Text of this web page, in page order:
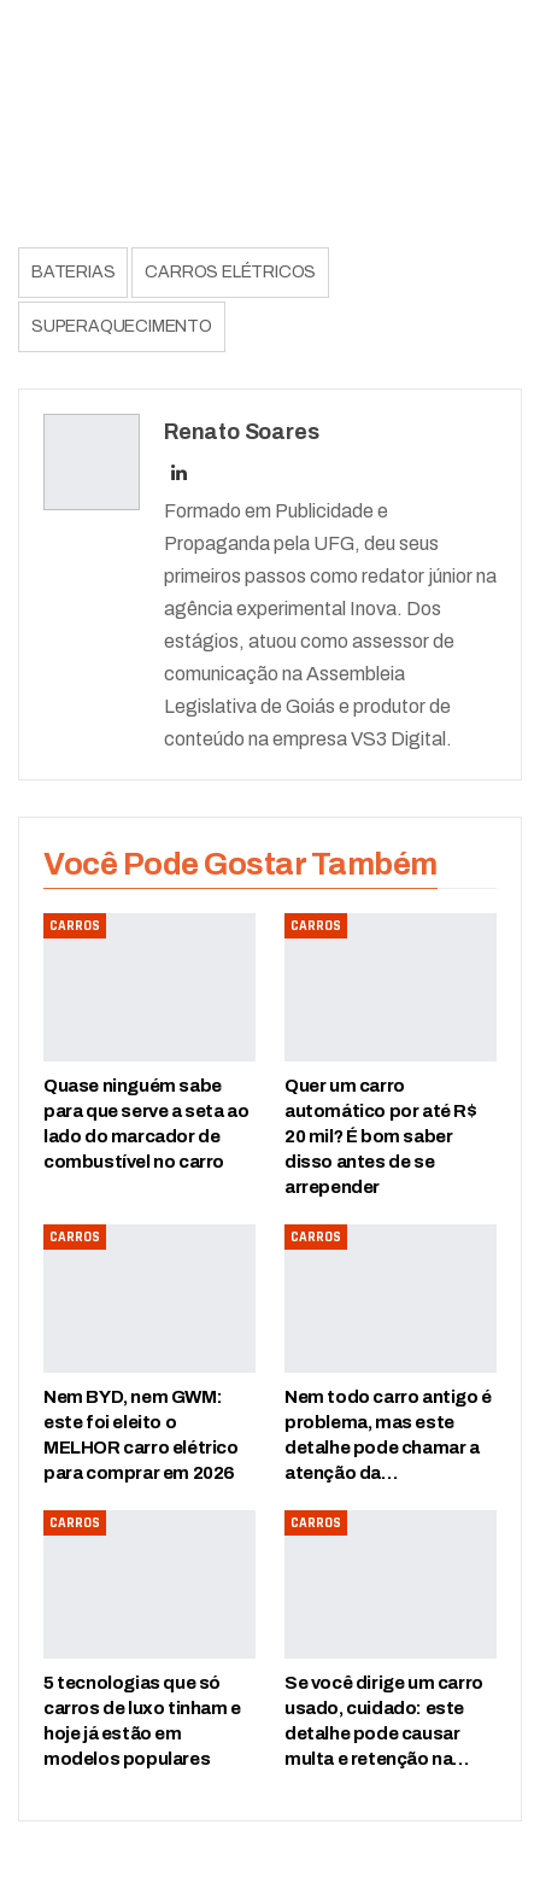
BATERIAS CARROS ELÉTRICOS
SUPERAQUECIMENTO
Renato Soares
Formado em Publicidade e
Propaganda pela UFG, deu seus
primeiros passos como redator júnior na
agência experimental Inova. Dos
estágios, atuou como assessor de
comunicação na Assembleia
Legislativa de Goiás e produtor de
conteúdo na empresa VS3 Digital.
Você Pode Gostar Também
CARROS
Quase ninguém sabe
para que serve a seta ao
lado do marcador de
combustível no carro
CARROS
Quer um carro
automático por até R$
20 mil? É bom saber
disso antes de se
arrepender
CARROS
Nem BYD, nem GWM:
este foi eleito o
MELHOR carro elétrico
para comprar em 2026
CARROS
Nem todo carro antigo é
problema, mas este
detalhe pode chamar a
atenção da…
CARROS
5 tecnologias que só
carros de luxo tinham e
hoje já estão em
modelos populares
CARROS
Se você dirige um carro
usado, cuidado: este
detalhe pode causar
multa e retenção na…